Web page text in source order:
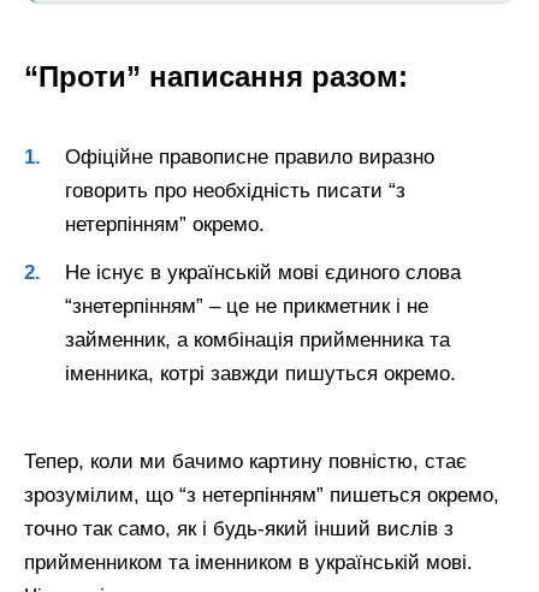
“Проти” написання разом:
Офіційне правописне правило виразно
говорить про необхідність писати “з
нетерпінням” окремо.
Не існує в українській мові єдиного слова
“знетерпінням” – це не прикметник і не
займенник, а комбінація прийменника та
іменника, котрі завжди пишуться окремо.
Тепер, коли ми бачимо картину повністю, стає
зрозумілим, що “з нетерпінням” пишеться окремо,
точно так само, як і будь-який інший вислів з
прийменником та іменником в українській мові.